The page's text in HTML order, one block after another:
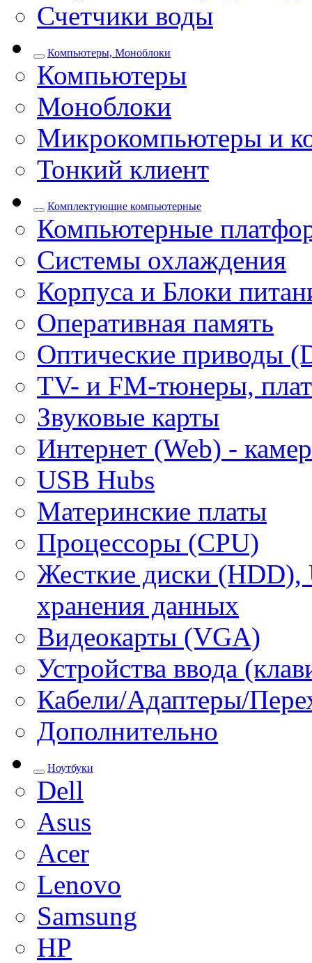
Счетчики воды
Компьютеры, Моноблоки
Компьютеры
Моноблоки
Микрокомпьютеры и
Тонкий клиент
Комплектующие компьютерные
Компьютерные
Системы охлаждения
Корпуса и Блоки
Оперативная память
Оптические приводы
ТV- и FM-тюнеры,
Звуковые карты
Интернет (Web) -
USB Hubs
Материнские платы
Процессоры (CPU)
Жесткие диски (HDD),
хранения данных
Видеокарты (VGA)
Устройства ввода
Кабели/Адаптеры/
Дополнительно
Ноутбуки
Dell
Asus
Acer
Lenovo
Samsung
HP